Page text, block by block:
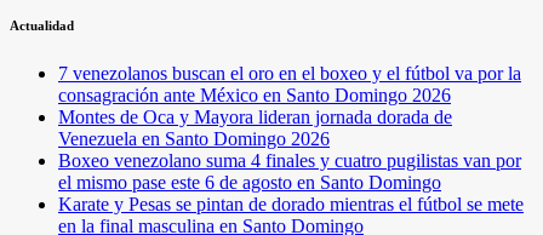
Actualidad
7 venezolanos buscan el oro en el boxeo y el fútbol va por la
consagración ante México en Santo Domingo 2026
Montes de Oca y Mayora lideran jornada dorada de
Venezuela en Santo Domingo 2026
Boxeo venezolano suma 4 finales y cuatro pugilistas van por
el mismo pase este 6 de agosto en Santo Domingo
Karate y Pesas se pintan de dorado mientras el fútbol se mete
en la final masculina en Santo Domingo